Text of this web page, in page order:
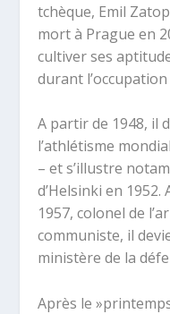
tchèque, Emil
mort à Prague en
cultiver ses
durant l’occupation
A partir de 1948, il
l’athlétisme
– et s’illustre
d’Helsinki en
1957, colonel de
communiste, il
ministère de la
Après le